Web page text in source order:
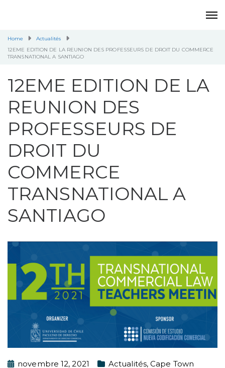
Home
Actualités
12EME EDITION DE LA REUNION DES PROFESSEURS DE DROIT DU COMMERCE
TRANSNATIONAL A SANTIAGO
12EME EDITION DE LA
REUNION DES
PROFESSEURS DE
DROIT DU
COMMERCE
TRANSNATIONAL A
SANTIAGO
novembre 12, 2021 Actualités,Cape Town